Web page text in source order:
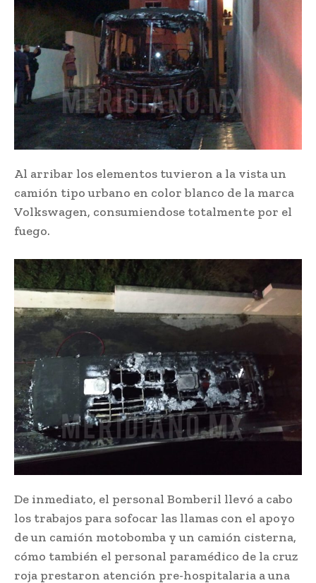
Al arribar los elementos tuvieron a la vista un
camión tipo urbano en color blanco de la marca
Volkswagen, consumiendose totalmente por el
fuego.
De inmediato, el personal Bomberil llevó a cabo
los trabajos para sofocar las llamas con el apoyo
de un camión motobomba y un camión cisterna,
cómo también el personal paramédico de la cruz
roja prestaron atención pre-hospitalaria a una